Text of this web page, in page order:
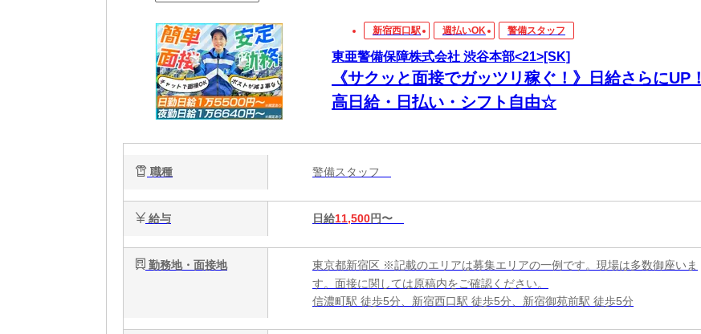
新宿西口駅 週払いOK 警備スタッフ
東亜警備保障株式会社 渋谷本部<21>[SK]
《サクッと面接でガッツリ稼ぐ！》日給さらにUP！
高日給・日払い・シフト自由☆
職種 警備スタッフ
給与 日給11,500円〜
勤務地・面接地
東京都新宿区 ※記載のエリアは募集エリアの一例です。現場は多数御座いま
す。面接に関しては原稿内をご確認ください。
信濃町駅 徒歩5分、新宿西口駅 徒歩5分、新宿御苑前駅 徒歩5分